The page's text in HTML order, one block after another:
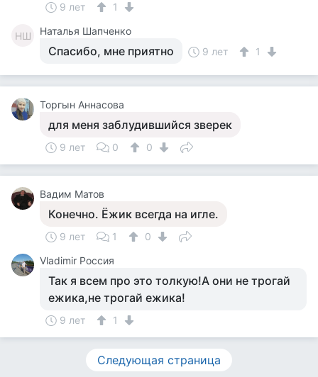
9 лет 1
НШ Наталья Шапченко
Спасибо, мне приятно 9 лет 1
Торгын Аннасова
для меня заблудившийся зверек
9 лет 0 0
Вадим Матов
Конечно. Ёжик всегда на игле.
9 лет 1
0
Vladimir Россия
Так я всем про это толкую!А они не трогай
ежика,не трогай ежика!
9 лет 1
Следующая страница